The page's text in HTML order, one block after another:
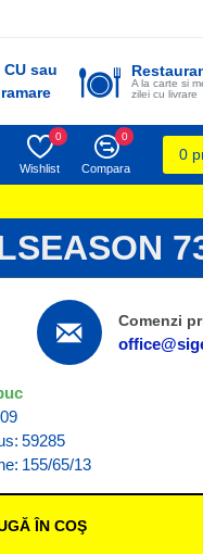
CU sau
A la carte si
zilei cu livrare
Wishlist
0
Compara
0
0
Comenzi
59285
155/65/13
ÎN COŞ